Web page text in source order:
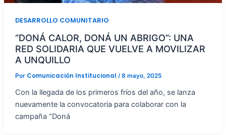
DESARROLLO COMUNITARIO
“DONÁ CALOR, DONÁ UN ABRIGO”: UNA
RED SOLIDARIA QUE VUELVE A MOVILIZAR
A UNQUILLO
Por Comunicación Institucional /8 mayo, 2025
Con la llegada de los primeros fríos del año, se lanza
nuevamente la convocatoria para colaborar con la
campaña “Doná